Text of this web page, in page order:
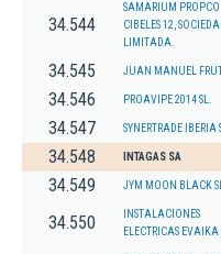
34.544
SAMARIUM PROPCO
CIBELES 12,
LIMITADA.
34.545 JUAN MANUEL
34.546 PROAVIPE 2014 SL.
34.547 SYNERTRADE IBERIA
34.548 INTAGAS SA
34.549 JYM MOON BLACK
34.550
INSTALACIONES
ELECTRICAS EVAIKA